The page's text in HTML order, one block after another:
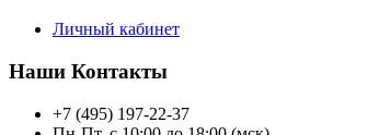
Личный кабинет
Наши Контакты
+7 (495) 197-22-37